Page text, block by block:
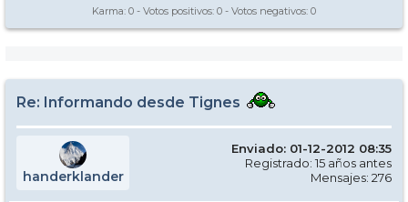
Karma: 0 - Votos positivos: 0 - Votos negativos: 0
Re: Informando desde Tignes
handerklander
Enviado: 01-12-2012 08:35
Registrado: 15 años antes
Mensajes: 276